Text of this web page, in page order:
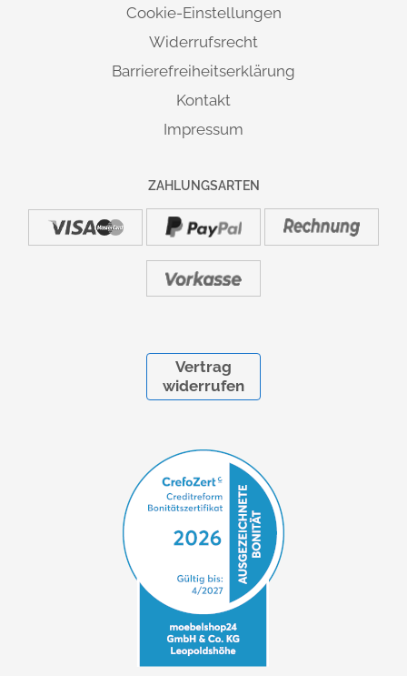
Cookie-Einstellungen
Widerrufsrecht
Barrierefreiheitserklärung
Kontakt
Impressum
ZAHLUNGSARTEN
Vertrag
widerrufen